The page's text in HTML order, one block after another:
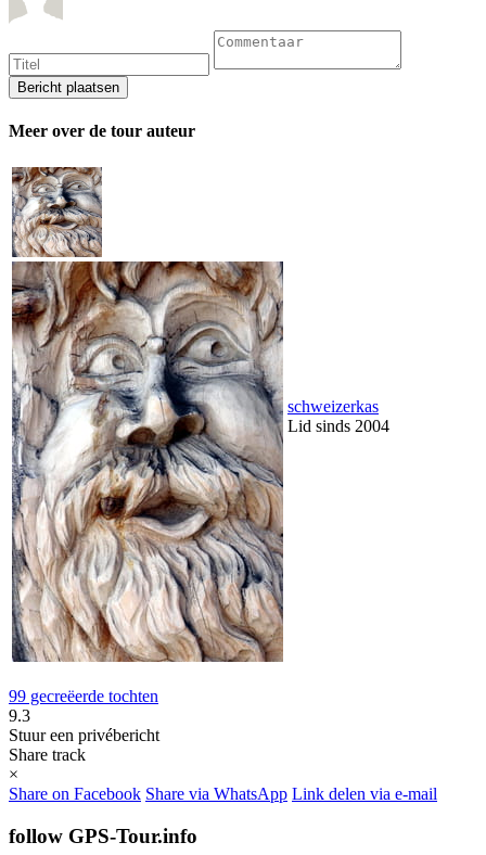
Meer over de tour auteur
schweizerkas
Lid sinds 2004
99 gecreëerde tochten
9.3
Stuur een privébericht
Share track
×
Share on Facebook Share via WhatsApp Link delen via e-mail
follow GPS-Tour.info